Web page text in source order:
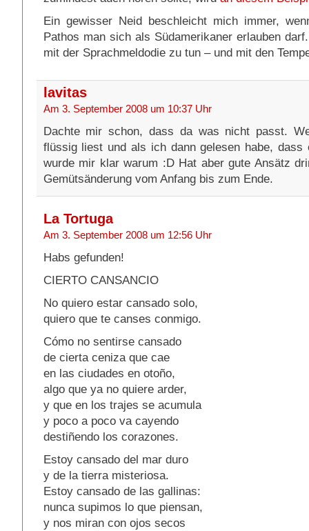
Ein gewisser Neid beschleicht mich immer,
Pathos man sich als Südamerikaner erlauben
mit der Sprachmeldodie zu tun – und mit den
lavitas
Am 3. September 2008 um 10:37 Uhr
Dachte mir schon, dass da was nicht passt.
flüssig liest und als ich dann gelesen habe, dass
wurde mir klar warum :D Hat aber gute Ansätz
Gemütsänderung vom Anfang bis zum Ende.
La Tortuga
Am 3. September 2008 um 12:56 Uhr
Habs gefunden!
CIERTO CANSANCIO
No quiero estar cansado solo,
quiero que te canses conmigo.
Cómo no sentirse cansado
de cierta ceniza que cae
en las ciudades en otoño,
algo que ya no quiere arder,
y que en los trajes se acumula
y poco a poco va cayendo
destiñendo los corazones.
Estoy cansado del mar duro
y de la tierra misteriosa.
Estoy cansado de las gallinas:
nunca supimos lo que piensan,
y nos miran con ojos secos